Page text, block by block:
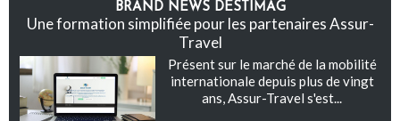
BRAND NEWS DESTIMAG
Une formation simplifiée pour les partenaires Assur-
Travel
Présent sur le marché de la mobilité
internationale depuis plus de vingt
ans, Assur-Travel s'est...